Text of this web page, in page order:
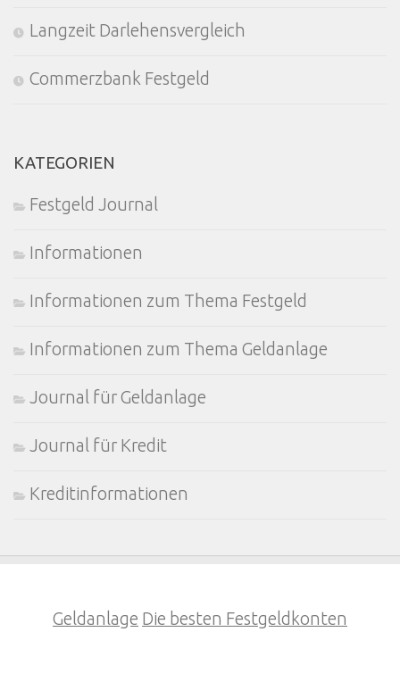
Langzeit Darlehensvergleich
Commerzbank Festgeld
KATEGORIEN
Festgeld Journal
Informationen
Informationen zum Thema Festgeld
Informationen zum Thema Geldanlage
Journal für Geldanlage
Journal für Kredit
Kreditinformationen
Geldanlage Die besten Festgeldkonten